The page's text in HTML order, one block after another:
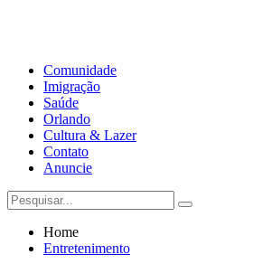
Comunidade
Imigração
Saúde
Orlando
Cultura & Lazer
Contato
Anuncie
Home
Entretenimento